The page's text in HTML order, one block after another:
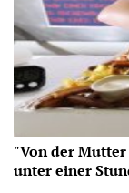
"Von der
unter einer